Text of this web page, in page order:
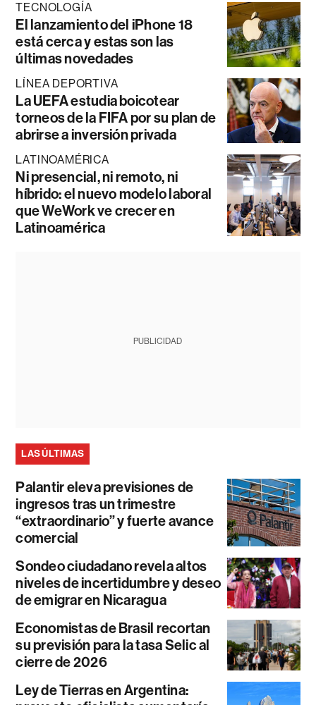
TECNOLOGÍA
El lanzamiento del iPhone 18
está cerca y estas son las
últimas novedades
LÍNEA DEPORTIVA
La UEFA estudia boicotear
torneos de la FIFA por su plan de
abrirse a inversión privada
LATINOAMÉRICA
Ni presencial, ni remoto, ni
híbrido: el nuevo modelo laboral
que WeWork ve crecer en
Latinoamérica
PUBLICIDAD
LAS ÚLTIMAS
Palantir eleva previsiones de
ingresos tras un trimestre
“extraordinario” y fuerte avance
comercial
Sondeo ciudadano revela altos
niveles de incertidumbre y deseo
de emigrar en Nicaragua
Economistas de Brasil recortan
su previsión para la tasa Selic al
cierre de 2026
Ley de Tierras en Argentina: